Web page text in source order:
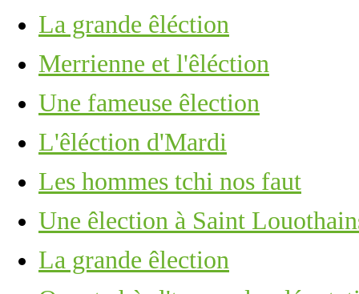
La grande êléction
Merrienne et l'êléction
Une fameuse êlection
L'êléction d'Mardi
Les hommes tchi nos faut
Une êlection à Saint
La grande êlection